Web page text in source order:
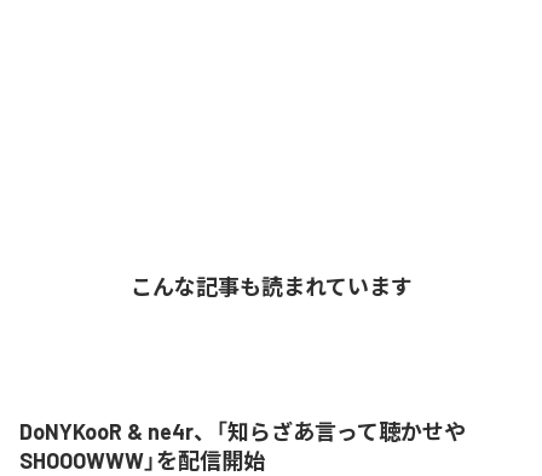
こんな記事も読まれています
DoNYKooR & ne4r、「知らざあ言って聴かせや
SHOOOWWW」を配信開始